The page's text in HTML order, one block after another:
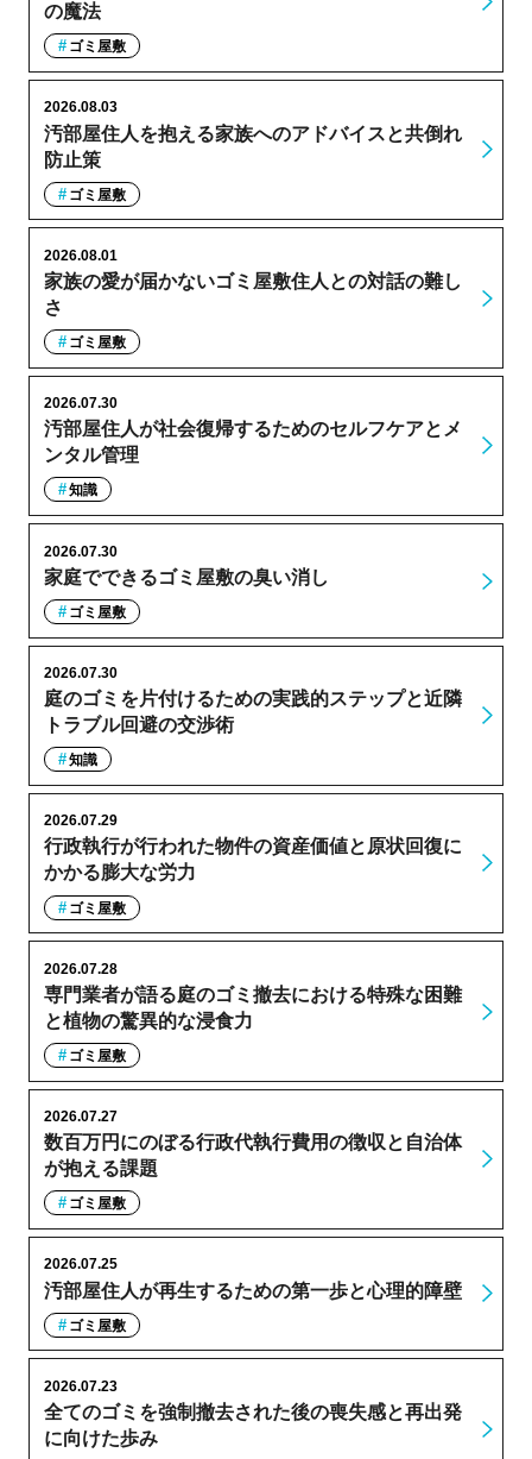
の魔法
ゴミ屋敷
汚部屋住人を抱える家族へのアドバイスと共倒れ
防止策
2026.08.03
ゴミ屋敷
家族の愛が届かないゴミ屋敷住人との対話の難し
さ
2026.08.01
ゴミ屋敷
汚部屋住人が社会復帰するためのセルフケアとメ
ンタル管理
2026.07.30
知識
家庭でできるゴミ屋敷の臭い消し
2026.07.30
ゴミ屋敷
庭のゴミを片付けるための実践的ステップと近隣
トラブル回避の交渉術
2026.07.30
知識
行政執行が行われた物件の資産価値と原状回復に
かかる膨大な労力
2026.07.29
ゴミ屋敷
専門業者が語る庭のゴミ撤去における特殊な困難
と植物の驚異的な浸食力
2026.07.28
ゴミ屋敷
数百万円にのぼる行政代執行費用の徴収と自治体
が抱える課題
2026.07.27
ゴミ屋敷
汚部屋住人が再生するための第一歩と心理的障壁
2026.07.25
ゴミ屋敷
全てのゴミを強制撤去された後の喪失感と再出発
に向けた歩み
2026.07.23